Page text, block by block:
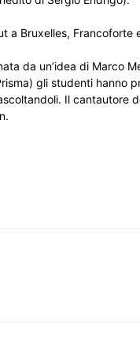
a Bruxelles, Francoforte
da un’idea di Marco
gli studenti hanno
Il cantautore